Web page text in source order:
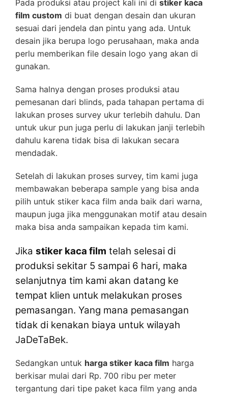
Pada produksi atau project kali ini di stiker kaca
film custom di buat dengan desain dan ukuran
sesuai dari jendela dan pintu yang ada. Untuk
desain jika berupa logo perusahaan, maka anda
perlu memberikan file desain logo yang akan di
gunakan.
Sama halnya dengan proses produksi atau
pemesanan dari blinds, pada tahapan pertama di
lakukan proses survey ukur terlebih dahulu. Dan
untuk ukur pun juga perlu di lakukan janji terlebih
dahulu karena tidak bisa di lakukan secara
mendadak.
Setelah di lakukan proses survey, tim kami juga
membawakan beberapa sample yang bisa anda
pilih untuk stiker kaca film anda baik dari warna,
maupun juga jika menggunakan motif atau desain
maka bisa anda sampaikan kepada tim kami.
Jika stiker kaca film telah selesai di
produksi sekitar 5 sampai 6 hari, maka
selanjutnya tim kami akan datang ke
tempat klien untuk melakukan proses
pemasangan. Yang mana pemasangan
tidak di kenakan biaya untuk wilayah
JaDeTaBek.
Sedangkan untuk harga stiker kaca film harga
berkisar mulai dari Rp. 700 ribu per meter
tergantung dari tipe paket kaca film yang anda